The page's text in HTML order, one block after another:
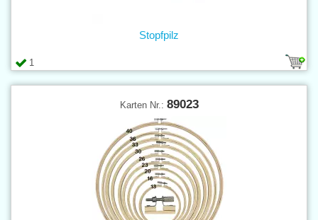
1
Stopfpilz
Karten Nr.: 89023